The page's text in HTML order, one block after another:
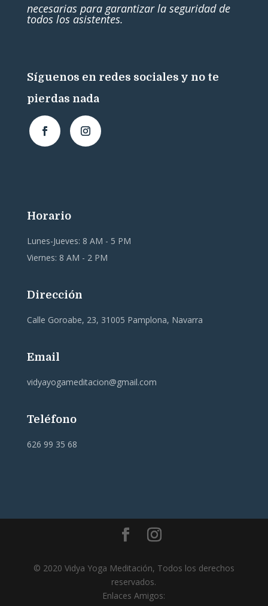
necesarias para garantizar la seguridad de
todos los asistentes.
Síguenos en redes sociales y no te
pierdas nada
Horario
Lunes-Jueves: 8 AM - 5 PM
Viernes: 8 AM - 2 PM
Dirección
Calle Goroabe, 23, 31005 Pamplona, Navarra
Email
vidyayogameditacion@gmail.com
Teléfono
626 99 35 68
© 2020 Vidya Yoga Meditación, Todos los derechos
reservados.
Enlaces Amigos: